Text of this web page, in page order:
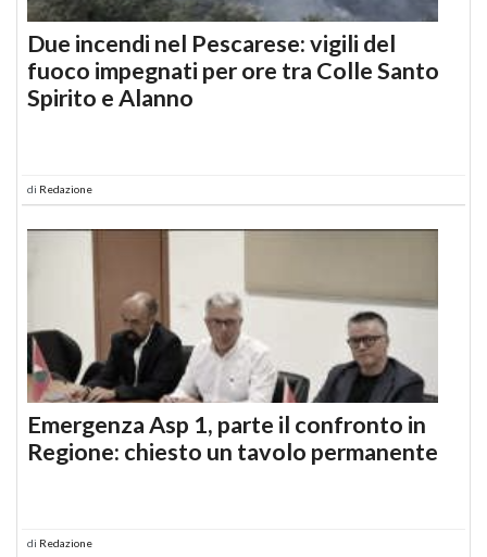
Due incendi nel Pescarese: vigili del
fuoco impegnati per ore tra Colle Santo
Spirito e Alanno
di Redazione
Emergenza Asp 1, parte il confronto in
Regione: chiesto un tavolo permanente
di Redazione